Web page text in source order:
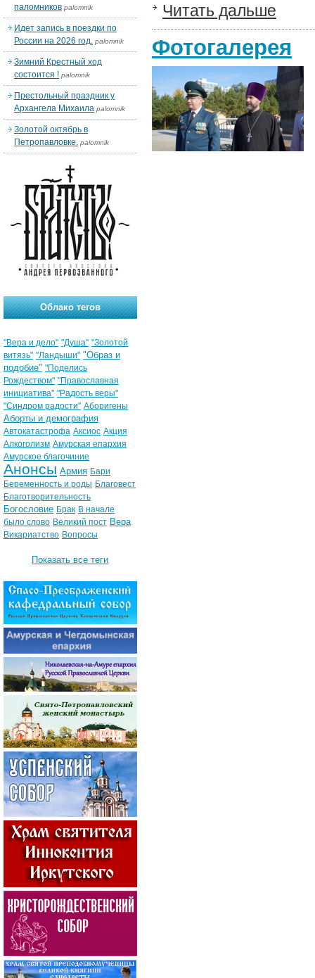
Читать дальше
Фотогалерея
паломников palomnik
Идет запись в поездки по
России на 2026 год. palomnik
Зимний Крестный ход
состоится ! palomnik
Престольный праздник у
Архангела Михаила palomnik
Золотой октябрь в
Петропавловке. palomnik
Облако тегов
"Вера и дело" "Душа" "Золотой
витязь" "Ландыши" "Образ и
подобие" "Поделись
Рождеством" "Православная
инициатива" "Радость веры"
"Синдром радости" Аборигены
Аборты и демография
Автокатастрофа Аксиос Акция
Алкоголизм Амурская епархия
Амурское благочиние
Анонсы Армия Бари
Беременность и роды Благовест
Благотворительность
Богословие Брак В начале
было слово Великий пост Вера
Викариатство Вопросы
Показать все теги